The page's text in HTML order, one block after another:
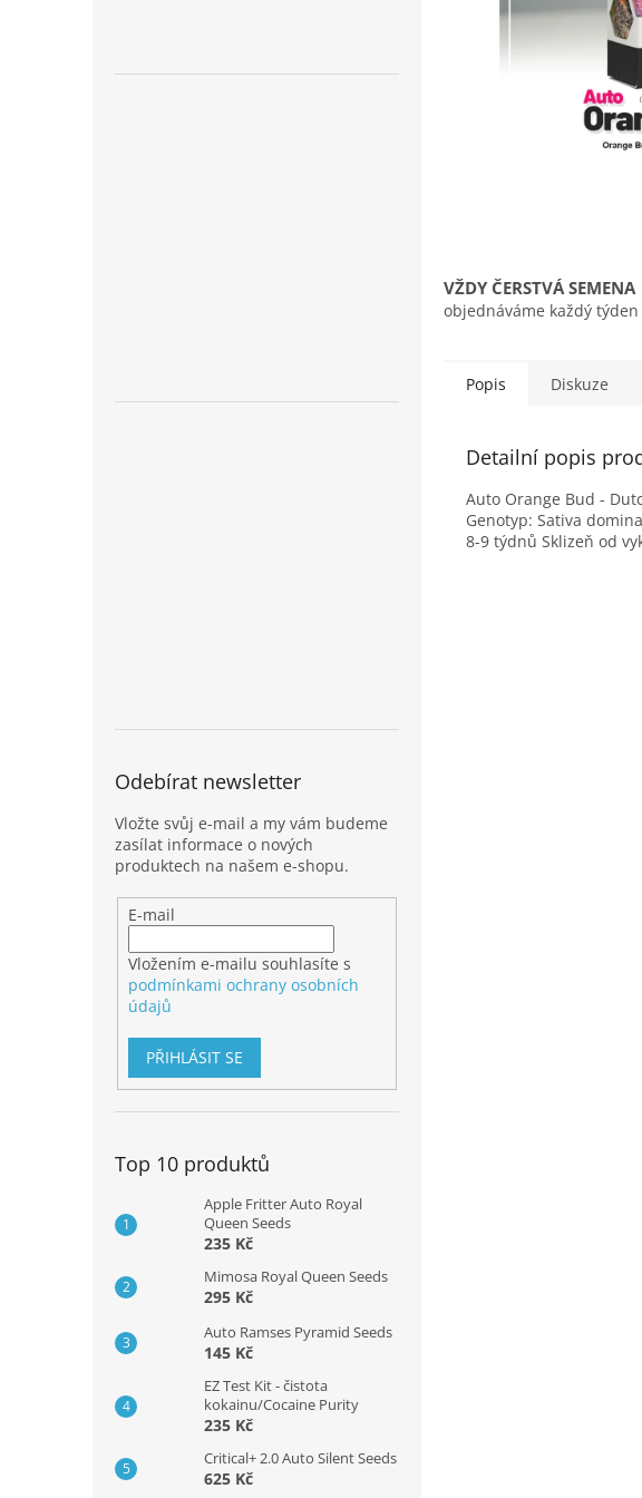
Odebírat newsletter
Vložte svůj e-mail a my vám budeme
zasílat informace o nových
produktech na našem e-shopu.
E-mail
Vložením e-mailu souhlasíte s
podmínkami ochrany osobních
údajů
PŘIHLÁSIT SE
Top 10 produktů
Apple Fritter Auto Royal
Queen Seeds
235 Kč
Mimosa Royal Queen Seeds
295 Kč
Auto Ramses Pyramid Seeds
145 Kč
EZ Test Kit - čistota
kokainu/Cocaine Purity
235 Kč
Critical+ 2.0 Auto Silent Seeds
625 Kč
VŽDY ČERSTVÁ SEMENA
objednáváme každý týden
Popis Diskuze
Detailní popis
Auto Orange Bud -
Genotyp: Sativa
8-9 týdnů Sklizeň od